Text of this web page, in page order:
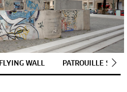
FLYING WALL PATROUILLE